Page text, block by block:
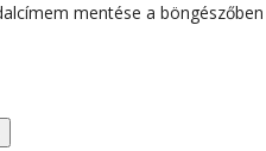
mentése a böngészőben